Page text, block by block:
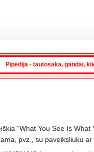
Pipedija - tautosaka, gandai,
"What You See Is What
pvz., su paveiksliuku